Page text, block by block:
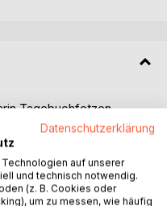
Tagebuchfetzen,
Herkunft.
Zufällen, sie glaubt an
Sammler Jack
öffnet, für die es
führt, aus
Datenschutzerklärung
auf unserer
und technisch notwendig.
(z. B. Cookies oder
um zu messen, wie häufig